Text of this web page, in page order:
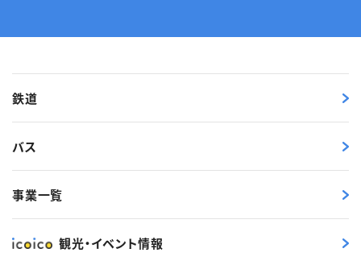
鉄道
バス
事業一覧
観光・イベント情報